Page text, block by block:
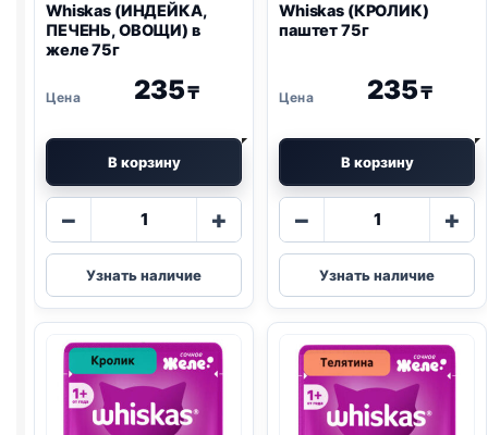
Whiskas (ИНДЕЙКА,
ПЕЧЕНЬ, ОВОЩИ) в
желе 75г
235₸
В корзину
−
Количество
Whiskas
(ИНДЕЙКА,
ПЕЧЕНЬ,
желе
75г
+
Узнать наличие
Whiskas (КРОЛИК)
паштет 75г
235₸
В корзину
−
Количество
Whiskas
(КРОЛИК)
паштет
+
Узнать наличие